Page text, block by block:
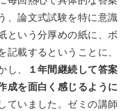
、論文式試験を特に意識
という分厚めの紙に、ボ
載するということに、
、
１年間継続して答案
成を面白く感じるように
ていました。ゼミの講師